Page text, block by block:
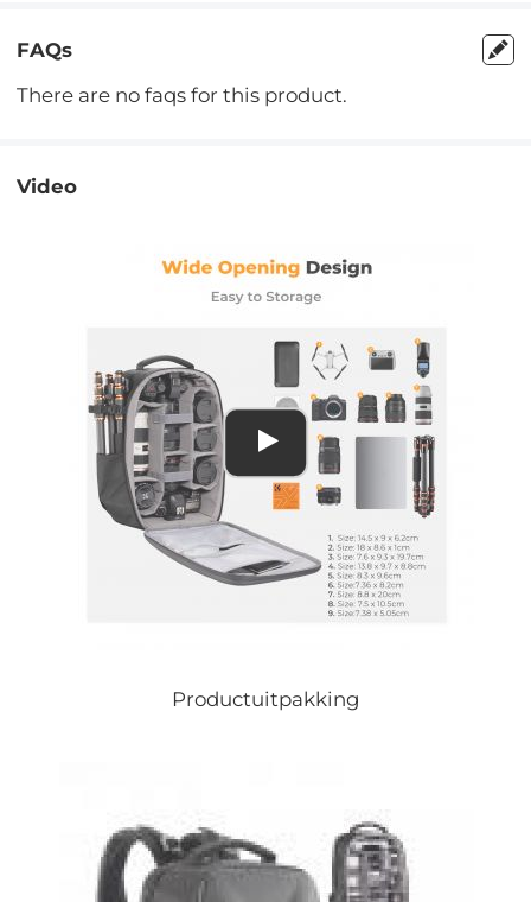
FAQs
There are no faqs for this product.
Video
Productuitpakking